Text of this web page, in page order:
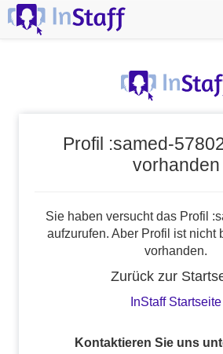
Profil :samed-
vorhanden
Sie haben versucht das Profil
aufzurufen. Aber Profil ist nicht
vorhanden.
Zurück zur
InStaff Startseite
Kontaktieren Sie uns